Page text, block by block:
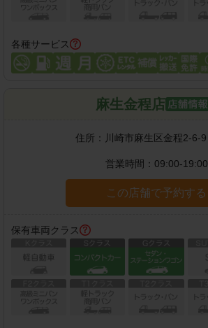
各種サービス
麻生金程店
住所： 川崎市麻生区金程2-6-9
営業時間： 09:00-19:00
この店舗で予約する
保有車両クラス